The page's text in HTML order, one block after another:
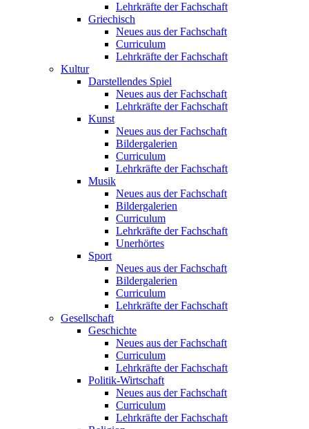
Lehrkräfte der Fachschaft
Griechisch
Neues aus der Fachschaft
Curriculum
Lehrkräfte der Fachschaft
Kultur
Darstellendes Spiel
Neues aus der Fachschaft
Lehrkräfte der Fachschaft
Kunst
Neues aus der Fachschaft
Bildergalerien
Curriculum
Lehrkräfte der Fachschaft
Musik
Neues aus der Fachschaft
Bildergalerien
Curriculum
Lehrkräfte der Fachschaft
Unerhörtes
Sport
Neues aus der Fachschaft
Bildergalerien
Curriculum
Lehrkräfte der Fachschaft
Gesellschaft
Geschichte
Neues aus der Fachschaft
Curriculum
Lehrkräfte der Fachschaft
Politik-Wirtschaft
Neues aus der Fachschaft
Curriculum
Lehrkräfte der Fachschaft